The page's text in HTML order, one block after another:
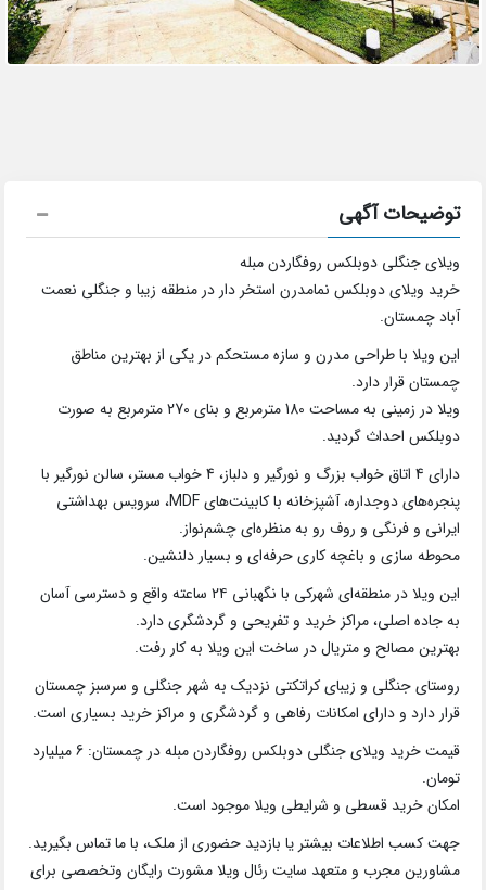
توضیحات آگهی
ویلای جنگلی دوبلکس روفگاردن مبله
خرید ویلای دوبلکس نمامدرن استخر دار در منطقه زیبا و جنگلی نعمت
آباد چمستان.
این ویلا با طراحی مدرن و سازه مستحکم در یکی از بهترین مناطق
چمستان قرار دارد.
ویلا در زمینی به مساحت 180 مترمربع و بنای 270 مترمربع به صورت
دوبلکس احداث گردید.
دارای 4 اتاق خواب بزرگ و نورگیر و دلباز، 4 خواب مستر، سالن نورگیر با
پنجره‌های دوجداره، آشپزخانه با کابینت‌های MDF، سرویس بهداشتی
ایرانی و فرنگی و روف رو به منظره‌ای چشم‌نواز.
محوطه سازی و باغچه کاری حرفه‌ای و بسیار دلنشین.
این ویلا در منطقه‌ای شهرکی با نگهبانی ۲۴ ساعته واقع و دسترسی آسان
به جاده اصلی، مراکز خرید و تفریحی و گردشگری دارد.
بهترین مصالح و متریال در ساخت این ویلا به کار رفت.
روستای جنگلی و زیبای کراتکتی نزدیک به شهر جنگلی و سرسبز چمستان
قرار دارد و دارای امکانات رفاهی و گردشگری و مراکز خرید بسیاری است.
قیمت خرید ویلای جنگلی دوبلکس روفگاردن مبله در چمستان: 6 میلیارد
تومان.
امکان خرید قسطی و شرایطی ویلا موجود است.
جهت کسب اطلاعات بیشتر یا بازدید حضوری از ملک، با ما تماس بگیرید.
مشاورین مجرب و متعهد سایت رئال ویلا مشورت رایگان وتخصصی برای